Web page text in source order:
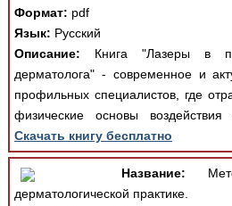
Формат: pdf
Язык: Русский
Описание: Книга "Лазеры в
дерматолога" - современное и
профильных специалистов, где
физические основы
Скачать книгу бесплатно
Название:
дерматологической практике.